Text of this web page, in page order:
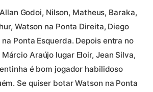
Godoi, Nilson, Matheus, Baraka,
Watson na Ponta Direita, Diego
Ponta Esquerda. Depois entra no
Araújo lugar Eloir, Jean Silva,
é bom jogador habilidoso
Se quiser botar Watson na Ponta